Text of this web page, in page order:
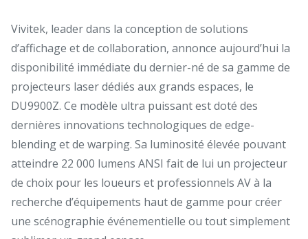
Vivitek, leader dans la conception de solutions
d’affichage et de collaboration, annonce aujourd’hui la
disponibilité immédiate du dernier-né de sa gamme de
projecteurs laser dédiés aux grands espaces, le
DU9900Z. Ce modèle ultra puissant est doté des
dernières innovations technologiques de edge-
blending et de warping. Sa luminosité élevée pouvant
atteindre 22 000 lumens ANSI fait de lui un projecteur
de choix pour les loueurs et professionnels AV à la
recherche d’équipements haut de gamme pour créer
une scénographie événementielle ou tout simplement